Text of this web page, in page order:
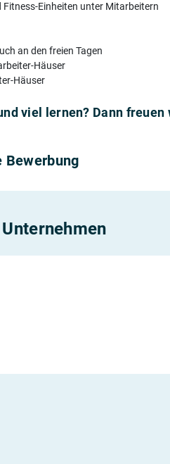
Einheiten unter Mitarbeitern
an den freien Tagen
Häuser
Häuser
viel lernen? Dann freuen
Bewerbung